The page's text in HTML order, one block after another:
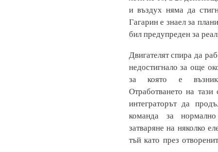
и въздух няма да
Гагарин е знаел за
бил предупреден за
Двигателят спира да
недостигнало за още
за която е
Отработването на
интеграторът да
команда за
затваряне на няколко
тъй като през